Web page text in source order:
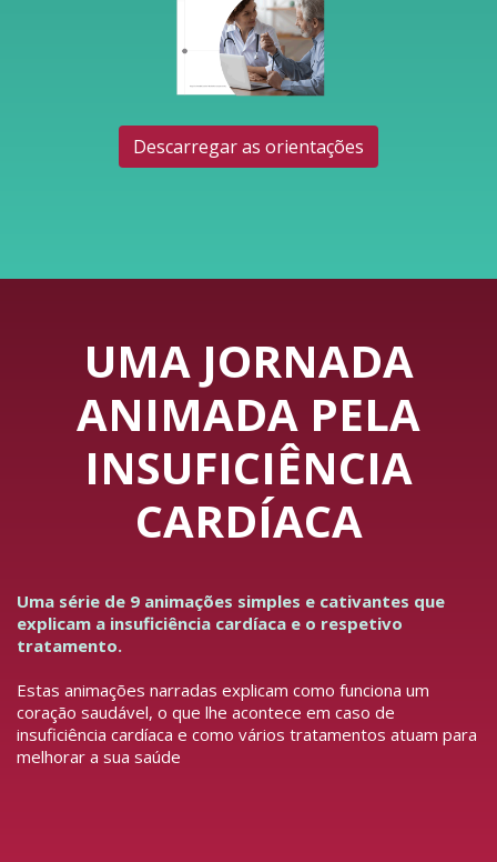
Descarregar as orientações
UMA JORNADA
ANIMADA PELA
INSUFICIÊNCIA
CARDÍACA
Uma série de 9 animações simples e cativantes que
explicam a insuficiência cardíaca e o respetivo
tratamento.
Estas animações narradas explicam como funciona um
coração saudável, o que lhe acontece em caso de
insuficiência cardíaca e como vários tratamentos atuam para
melhorar a sua saúde